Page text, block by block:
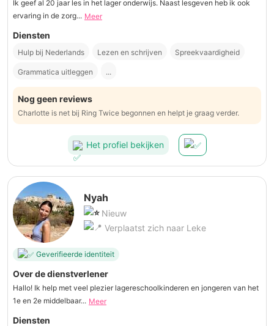
Ik geef al 20 jaar les in het lager onderwijs. Naast lesgeven heb ik ook
ervaring in de zorg... Meer
Diensten
Hulp bij Nederlands Lezen en schrijven Spreekvaardigheid
Grammatica uitleggen ...
Nog geen reviews
Charlotte is net bij Ring Twice begonnen en helpt je graag verder.
Het profiel bekijken
Nyah
Nieuw
Verplaatst zich naar Leke
Geverifieerde identiteit
Over de dienstverlener
Hallo! Ik help met veel plezier lagereschoolkinderen en jongeren van het
1e en 2e middelbaar... Meer
Diensten